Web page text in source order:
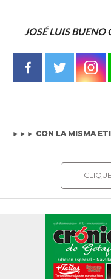
JOSÉ LUIS BUENO
►►► CON LA MISMA